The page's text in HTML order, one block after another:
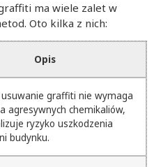
ma wiele zalet w
Oto kilka z nich:
Opis
graffiti nie wymaga
agresywnych chemikaliów,
ryzyko uszkodzenia
budynku.